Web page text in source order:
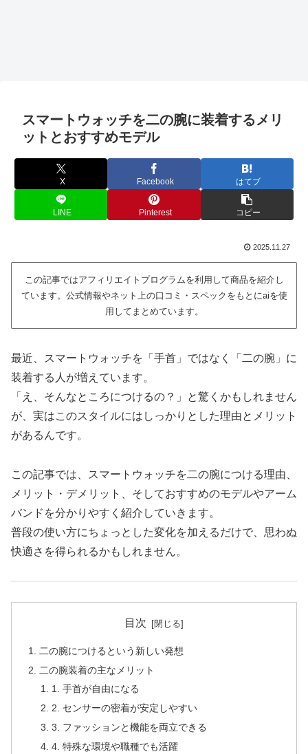
スマートウォッチを二の腕に装着するメリ
ットとおすすめモデル
X Facebook はてブ
LINE Pinterest コピー
2025.11.27
この記事ではアフィリエイトプログラムを利用して商品を紹介し
ています。公式情報やネット上の口コミ・スペックをもとにaiを使
用してまとめています。
最近、スマートウォッチを「手首」ではなく「二の腕」に
装着する人が増えています。
「え、そんなところにつけるの？」と驚くかもしれません
が、実はこのスタイルにはしっかりとした理由とメリット
があるんです。
この記事では、スマートウォッチを二の腕につける理由、
メリット・デメリット、そしておすすめのモデルやアーム
バンドを分かりやすく紹介していきます。
普段の使い方にちょっとした変化を加えるだけで、思わぬ
快適さを得られるかもしれません。
目次
二の腕につけるという新しい発想
二の腕装着の主なメリット
1. 手首が自由になる
2. センサーの密着が安定しやすい
3. ファッションと機能を両立できる
4. 特殊な環境や職種でも活躍